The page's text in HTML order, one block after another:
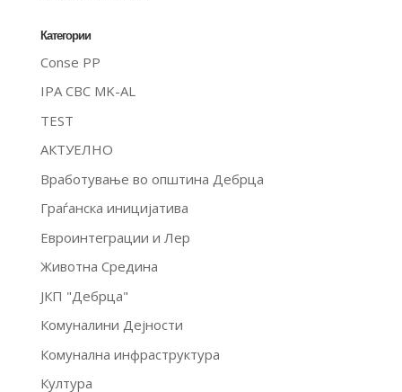
Категории
Conse PP
IPA CBC MK-AL
TEST
АКТУЕЛНО
Вработување во општина Дебрца
Граѓанска иницијатива
Евроинтеграции и Лер
Животна Средина
ЈКП "Дебрца"
Комуналини Дејности
Комунална инфраструктура
Култура